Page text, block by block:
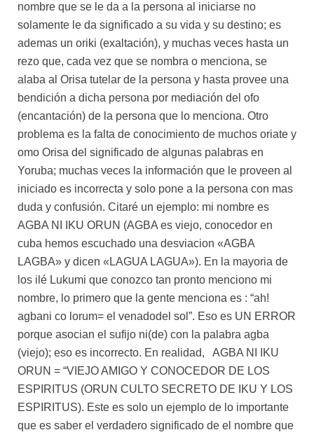
nombre que se le da a la persona al iniciarse no
solamente le da significado a su vida y su destino; es
ademas un oriki (exaltación), y muchas veces hasta un
rezo que, cada vez que se nombra o menciona, se
alaba al Orisa tutelar de la persona y hasta provee una
bendición a dicha persona por mediación del ofo
(encantación) de la persona que lo menciona. Otro
problema es la falta de conocimiento de muchos oriate y
omo Orisa del significado de algunas palabras en
Yoruba; muchas veces la información que le proveen al
iniciado es incorrecta y solo pone a la persona con mas
duda y confusión. Citaré un ejemplo: mi nombre es
AGBA NI IKU ORUN (AGBA es viejo, conocedor en
cuba hemos escuchado una desviacion «AGBA
LAGBA» y dicen «LAGUA LAGUA»). En la mayoria de
los ilé Lukumi que conozco tan pronto menciono mi
nombre, lo primero que la gente menciona es : “ah!
agbani co lorum= el venadodel sol”. Eso es UN ERROR
porque asocian el sufijo ni(de) con la palabra agba
(viejo); eso es incorrecto. En realidad, AGBA NI IKU
ORUN = “VIEJO AMIGO Y CONOCEDOR DE LOS
ESPIRITUS (ORUN CULTO SECRETO DE IKU Y LOS
ESPIRITUS). Este es solo un ejemplo de lo importante
que es saber el verdadero significado de el nombre que